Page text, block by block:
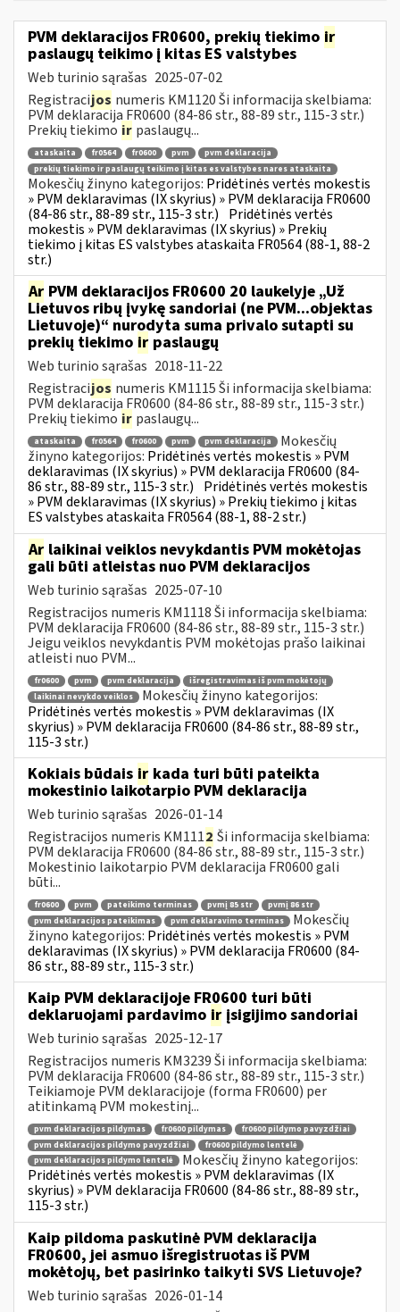
PVM deklaracijos FR0600, prekių tiekimo ir
paslaugų teikimo į kitas ES valstybes
Web turinio sąrašas 2025-07-02
Registracijos numeris KM1120 Ši informacija skelbiama:
PVM deklaracija FR0600 (84-86 str., 88-89 str., 115-3 str.)
Prekių tiekimo ir paslaugų...
ataskaita fr0564 fr0600 pvm
pvm deklaracija
prekių tiekimo ir paslaugų teikimo į kitas es valstybes nares ataskaita
Mokesčių žinyno kategorijos: Pridėtinės vertės mokestis
» PVM deklaravimas (IX skyrius) » PVM deklaracija FR0600
(84-86 str., 88-89 str., 115-3 str.) Pridėtinės vertės
mokestis » PVM deklaravimas (IX skyrius) » Prekių
tiekimo į kitas ES valstybes ataskaita FR0564 (88-1, 88-2
str.)
Ar PVM deklaracijos FR0600 20 laukelyje „Už
Lietuvos ribų įvykę sandoriai (ne PVM...objektas
Lietuvoje)“ nurodyta suma privalo sutapti su
prekių tiekimo ir paslaugų
Web turinio sąrašas 2018-11-22
Registracijos numeris KM1115 Ši informacija skelbiama:
PVM deklaracija FR0600 (84-86 str., 88-89 str., 115-3 str.)
Prekių tiekimo ir paslaugų...
ataskaita fr0564 fr0600 pvm pvm deklaracija
Mokesčių
žinyno kategorijos: Pridėtinės vertės mokestis » PVM
deklaravimas (IX skyrius) » PVM deklaracija FR0600 (84-
86 str., 88-89 str., 115-3 str.) Pridėtinės vertės mokestis
» PVM deklaravimas (IX skyrius) » Prekių tiekimo į kitas
ES valstybes ataskaita FR0564 (88-1, 88-2 str.)
Ar laikinai veiklos nevykdantis PVM mokėtojas
gali būti atleistas nuo PVM deklaracijos
Web turinio sąrašas 2025-07-10
Registracijos numeris KM1118 Ši informacija skelbiama:
PVM deklaracija FR0600 (84-86 str., 88-89 str., 115-3 str.)
Jeigu veiklos nevykdantis PVM mokėtojas prašo laikinai
atleisti nuo PVM...
fr0600 pvm pvm deklaracija
išregistravimas iš pvm mokėtojų
laikinai nevykdo veiklos
Mokesčių žinyno kategorijos:
Pridėtinės vertės mokestis » PVM deklaravimas (IX
skyrius) » PVM deklaracija FR0600 (84-86 str., 88-89 str.,
115-3 str.)
Kokiais būdais ir kada turi būti pateikta
mokestinio laikotarpio PVM deklaracija
Web turinio sąrašas 2026-01-14
Registracijos numeris KM1112 Ši informacija skelbiama:
PVM deklaracija FR0600 (84-86 str., 88-89 str., 115-3 str.)
Mokestinio laikotarpio PVM deklaracija FR0600 gali
būti...
fr0600 pvm pateikimo terminas pvmį 85 str
pvmį 86 str
pvm deklaracijos pateikimas
pvm deklaravimo terminas
Mokesčių
žinyno kategorijos: Pridėtinės vertės mokestis » PVM
deklaravimas (IX skyrius) » PVM deklaracija FR0600 (84-
86 str., 88-89 str., 115-3 str.)
Kaip PVM deklaracijoje FR0600 turi būti
deklaruojami pardavimo ir įsigijimo sandoriai
Web turinio sąrašas 2025-12-17
Registracijos numeris KM3239 Ši informacija skelbiama:
PVM deklaracija FR0600 (84-86 str., 88-89 str., 115-3 str.)
Teikiamoje PVM deklaracijoje (forma FR0600) per
atitinkamą PVM mokestinį...
pvm deklaracijos pildymas fr0600 pildymas
fr0600 pildymo pavyzdžiai
pvm deklaracijos pildymo pavyzdžiai
fr0600 pildymo lentelė
pvm deklaracijos pildymo lentelė
Mokesčių žinyno kategorijos:
Pridėtinės vertės mokestis » PVM deklaravimas (IX
skyrius) » PVM deklaracija FR0600 (84-86 str., 88-89 str.,
115-3 str.)
Kaip pildoma paskutinė PVM deklaracija
FR0600, jei asmuo išregistruotas iš PVM
mokėtojų, bet pasirinko taikyti SVS Lietuvoje?
Web turinio sąrašas 2026-01-14